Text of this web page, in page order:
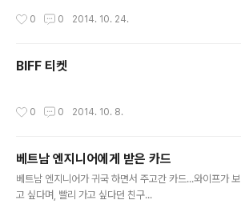
0 0 2014. 10. 24.
BIFF 티켓
0 0 2014. 10. 8.
베트남 엔지니어에게 받은 카드
베트남 엔지니어가 귀국 하면서 주고간 카드...와이프가 보
고 싶다며, 빨리 가고 싶다던 친구...